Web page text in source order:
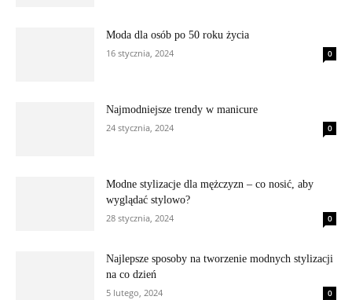
Moda dla osób po 50 roku życia
16 stycznia, 2024
0
Najmodniejsze trendy w manicure
24 stycznia, 2024
0
Modne stylizacje dla mężczyzn – co nosić, aby
wyglądać stylowo?
28 stycznia, 2024
0
Najlepsze sposoby na tworzenie modnych stylizacji
na co dzień
5 lutego, 2024
0